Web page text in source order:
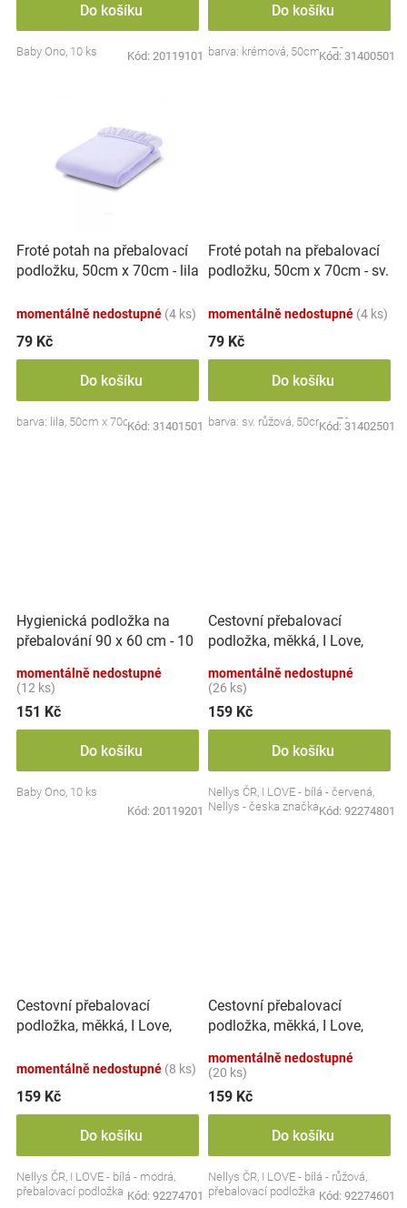
Blog
Přihlášení
Do košíku
Baby Ono, 10 ks Kód: 20119101
Do košíku
barva: krémová, 50cm x 70cm
Kód: 31400501
Froté potah na přebalovací
podložku, 50cm x 70cm - lila
momentálně nedostupné (4 ks)
79 Kč
Do košíku
barva: lila, 50cm x 70cmKód: 31401501
Froté potah na přebalovací
podložku, 50cm x 70cm - sv.
momentálně nedostupné (4 ks)
79 Kč
Do košíku
barva: sv. růžová, 50cm x 70cm
Kód: 31402501
Hygienická podložka na
přebalování 90 x 60 cm - 10
momentálně nedostupné
(12 ks)
151 Kč
Do košíku
Baby Ono, 10 ks
Kód: 20119201
Cestovní přebalovací
podložka, měkká, I Love,
červena
momentálně nedostupné
(26 ks)
159 Kč
Do košíku
Nellys ČR, I LOVE - bílá - červená,
Nellys - česka značkaKód: 92274801
Cestovní přebalovací
podložka, měkká, I Love,
bílá/modrá
momentálně nedostupné (8 ks)
159 Kč
Do košíku
Nellys ČR, I LOVE - bílá - modrá,
přebalovací podložka Kód: 92274701
Cestovní přebalovací
podložka, měkká, I Love,
bílá/růžová
momentálně nedostupné
(20 ks)
159 Kč
Do košíku
Nellys ČR, I LOVE - bílá - růžová,
přebalovací podložka Kód: 92274601